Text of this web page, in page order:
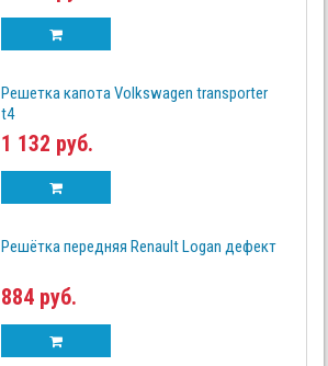
Решетка капота Volkswagen transporter
t4
1 132 руб.
Решётка передняя Renault Logan дефект
884 руб.